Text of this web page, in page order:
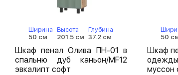
Ширина
50 см
Высота
201.5 см
Глубина
37.2 см
Шкаф пенал Олива ПН-01 в
спальню дуб каньон/MF12
эвкалипт софт
50
Шкаф
муссон